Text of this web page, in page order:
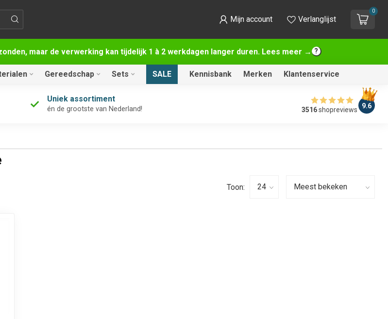
maar de verwerking kan tijdelijk 1 à 2 werkdagen langer duren. Lees meer →
Mijn account Verlanglijst
0
Gereedschap Sets SALE Kennisbank Merken Klantenservice
Uniek assortiment
én de grootste van Nederland! 3516shopreviews 9.6
Toon: